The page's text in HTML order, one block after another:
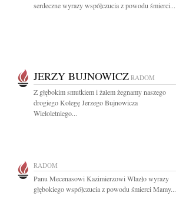
serdeczne wyrazy współczucia z powodu śmierci...
JERZY BUJNOWICZ RADOM
Z głębokim smutkiem i żalem żegnamy naszego
drogiego Kolegę Jerzego Bujnowicza
Wieloletniego...
RADOM
Panu Mecenasowi Kazimierzowi Wlazło wyrazy
głębokiego współczucia z powodu śmierci Mamy...